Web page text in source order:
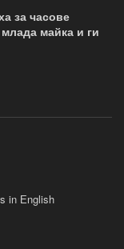
за часове
майка и ги
in Еnglish